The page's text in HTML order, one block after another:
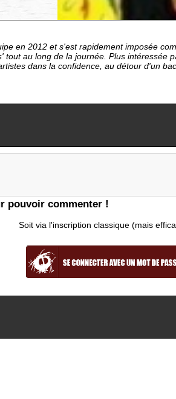
en 2012 et s'est rapidement imposée
au long de la journée. Plus intéressée
dans la confidence, au détour d'un
pouvoir commenter !
Soit via l'inscription classique (mais